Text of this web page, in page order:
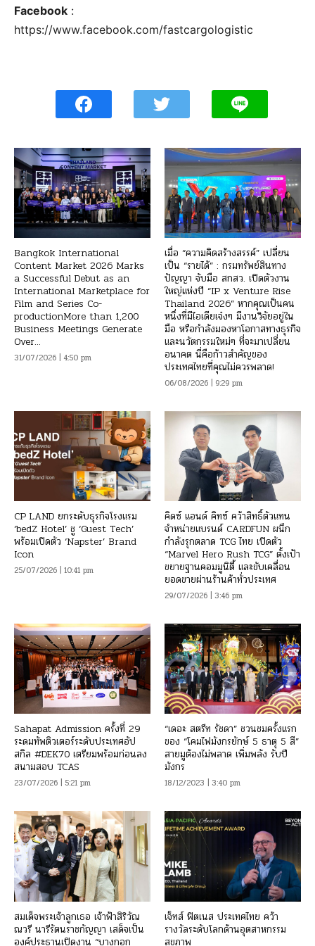
Facebook :
https://www.facebook.com/fastcargologistic
Bangkok International
Content Market 2026 Marks
a Successful Debut as an
International Marketplace for
Film and Series Co-
productionMore than 1,200
Business Meetings Generate
Over...
31/07/2026 | 4:50 pm
เมื่อ “ความคิดสร้างสรรค์” เปลี่ยน
เป็น “รายได้” : กรมทรัพย์สินทาง
ปัญญา จับมือ สกสว. เปิดตัวงาน
ใหญ่แห่งปี “IP x Venture Rise
Thailand 2026” หากคุณเป็นคน
หนึ่งที่มีไอเดียเจ๋งๆ มีงานวิจัยอยู่ใน
มือ หรือกำลังมองหาโอกาสทางธุรกิจ
และนวัตกรรมใหม่ๆ ที่จะมาเปลี่ยน
อนาคต นี่คือก้าวสำคัญของ
ประเทศไทยที่คุณไม่ควรพลาด!
06/08/2026 | 9:29 pm
CP LAND ยกระดับธุรกิจโรงแรม
‘bedZ Hotel’ ชู ‘Guest Tech’
พร้อมเปิดตัว ‘Napster’ Brand
Icon
25/07/2026 | 10:41 pm
คิดซ์ แอนด์ คิทซ์ คว้าสิทธิ์ตัวแทน
จำหน่ายแบรนด์ CARDFUN ผนึก
กำลังรุกตลาด TCG ไทย เปิดตัว
“Marvel Hero Rush TCG” ตั้งเป้า
ขยายฐานคอมมูนิตี้ และขับเคลื่อน
ยอดขายผ่านร้านค้าทั่วประเทศ
29/07/2026 | 3:46 pm
Sahapat Admission ครั้งที่ 29
ระดมทัพติวเตอร์ระดับประเทศอัป
สกิล #DEK70 เตรียมพร้อมก่อนลง
สนามสอบ TCAS
23/07/2026 | 5:21 pm
“เดอะ สตรีท รัชดา” ชวนชมครั้งแรก
ของ “โคมไฟมังกรยักษ์ 5 ธาตุ 5 สี”
สายมูต้องไม่พลาด เพิ่มพลัง รับปี
มังกร
18/12/2023 | 3:40 pm
สมเด็จพระเจ้าลูกเธอ เจ้าฟ้าสิริวัณ
ณวรี นารีรัตนราชกัญญา เสด็จเป็น
องค์ประธานเปิดงาน “บางกอก
เจ็ทส์ ฟิตเนส ประเทศไทย คว้า
รางวัลระดับโลกด้านอุตสาหกรรม
สุขภาพ